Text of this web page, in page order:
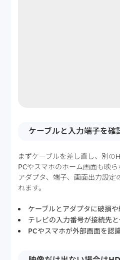
ケーブルと入力端子を確
まずケーブルを差し直し、別の
PCやスマホのホーム画面も映
アダプタ、端子、画面出力設定
れます。
ケーブルとアダプタに破損
テレビの入力番号が接続先
PCやスマホが外部画面を認